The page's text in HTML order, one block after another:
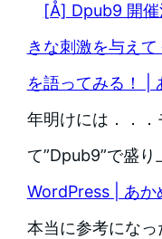
[Å] Dpub9 開催
きな刺激を与え
を語ってみる！ |
年明けには．．
て”Dpub9”で盛り
WordPress | あ
本当に参考にな